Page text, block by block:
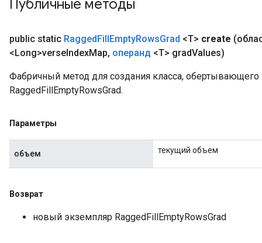
Публичные методы
public static RaggedFillEmptyRowsGrad <T> create
<Long>verseIndexMap, операнд <T> gradValues)
Фабричный метод для создания класса,
RaggedFillEmptyRowsGrad.
Параметры
объем текущий объем
Возврат
новый экземпляр RaggedFillEmptyRowsGrad